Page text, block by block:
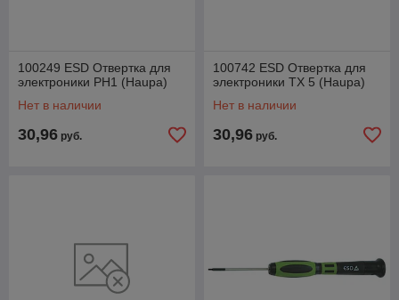
100249 ESD Отвертка для
электроники PH1 (Haupa)
Нет в наличии
30,96 руб.
100742 ESD Отвертка для
электроники TX 5 (Haupa)
Нет в наличии
30,96 руб.